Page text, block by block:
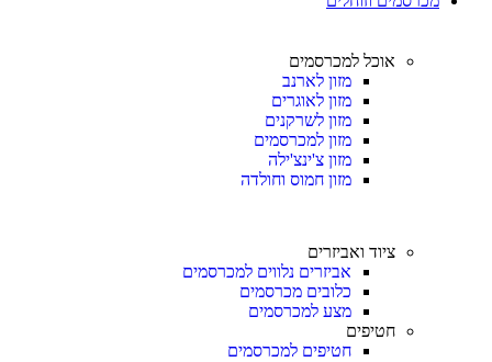
אוכל למכרסמים
מזון לארנב
מזון לאוגרים
מזון לשרקנים
מזון למכרסמים
מזון צ'ינצ'ילה
מזון חמוס וחולדה
ציוד ואביזרים
אביזרים נלווים למכרסמים
כלובים מכרסמים
מצע למכרסמים
חטיפים
חטיפים למכרסמים